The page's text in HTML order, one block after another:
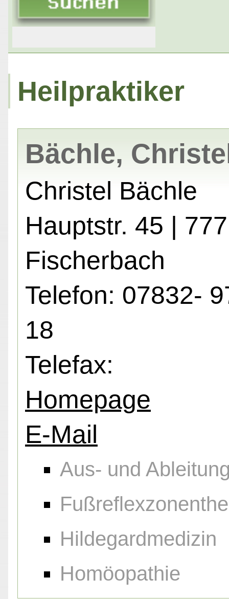
Heilpraktiker
Bächle,
Christel Bächle
Hauptstr. 45 |
Fischerbach
Telefon: 07832-
18
Telefax:
Homepage
E-Mail
Aus- und
Hildegardmedizin
Homöopathie